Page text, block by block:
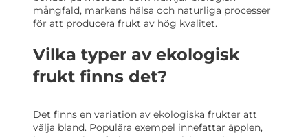
mångfald, markens hälsa och naturliga processer
för att producera frukt av hög kvalitet.
Vilka typer av ekologisk
frukt finns det?
Det finns en variation av ekologiska frukter att
välja bland. Populära exempel innefattar äpplen,